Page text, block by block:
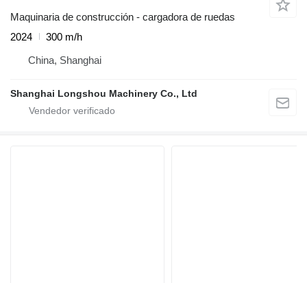
Maquinaria de construcción - cargadora de ruedas
2024
300 m/h
China, Shanghai
Shanghai Longshou Machinery Co., Ltd